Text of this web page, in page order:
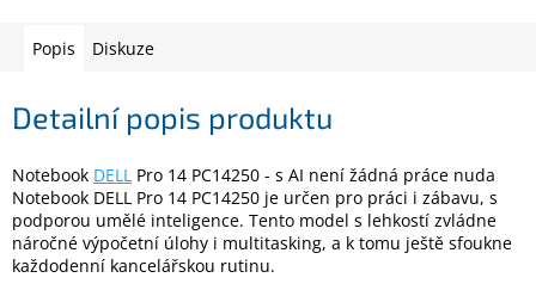
Velké
notebooky
Elektronika
Popis Diskuze
Detailní popis produktu
Notebook DELL Pro 14 PC14250 - s AI není žádná práce nuda
Notebook DELL Pro 14 PC14250 je určen pro práci i zábavu, s
podporou umělé inteligence. Tento model s lehkostí zvládne
náročné výpočetní úlohy i multitasking, a k tomu ještě sfoukne
každodenní kancelářskou rutinu.